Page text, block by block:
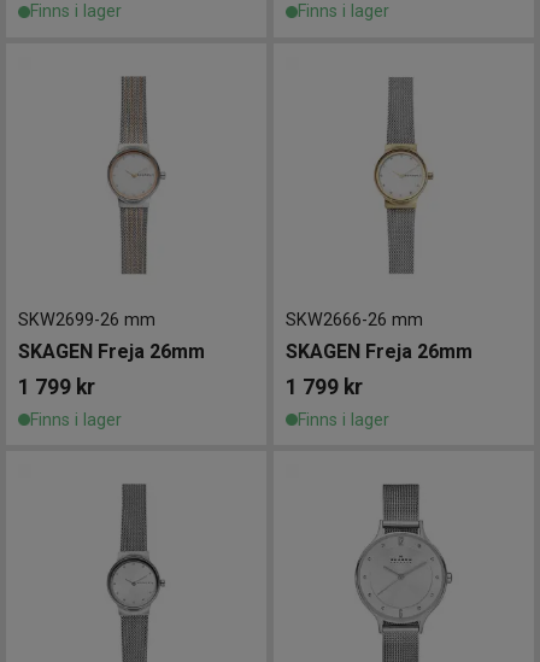
Finns i lager Finns i lager
SKW2699-26 mm
SKAGEN Freja 26mm
1 799 kr
Finns i lager
SKW2666-26 mm
SKAGEN Freja 26mm
1 799 kr
Finns i lager